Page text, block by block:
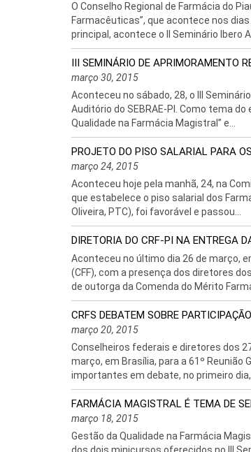
O Conselho Regional de Farmácia do
Farmacêuticas”, que acontece nos
principal, acontece o II Seminário Ibero
III SEMINÁRIO DE APRIMORAMENTO
março 30, 2015
Aconteceu no sábado, 28, o III
Auditório do SEBRAE-PI. Como tema
Qualidade na Farmácia Magistral” e...
PROJETO DO PISO SALARIAL PARA
março 24, 2015
Aconteceu hoje pela manhã, 24, na
que estabelece o piso salarial dos
Oliveira, PTC), foi favorável e passou...
DIRETORIA DO CRF-PI NA ENTREGA
Aconteceu no último dia 26 de março,
(CFF), com a presença dos diretores
de outorga da Comenda do Mérito
CRFS DEBATEM SOBRE
março 20, 2015
Conselheiros federais e diretores dos
março, em Brasília, para a 61º
importantes em debate, no primeiro dia,
FARMÁCIA MAGISTRAL É TEMA DE
março 18, 2015
Gestão da Qualidade na Farmácia